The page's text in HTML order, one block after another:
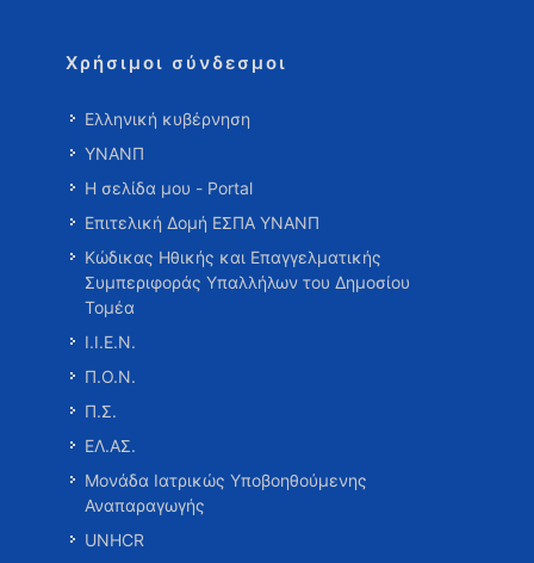
Χρήσιμοι σύνδεσμοι
Ελληνική κυβέρνηση
ΥΝΑΝΠ
Η σελίδα μου - Portal
Επιτελική Δομή ΕΣΠΑ ΥΝΑΝΠ
Κώδικας Ηθικής και Επαγγελματικής
Συμπεριφοράς Υπαλλήλων του Δημοσίου
Τομέα
Ι.Ι.Ε.Ν.
Π.Ο.Ν.
Π.Σ.
ΕΛ.ΑΣ.
Μονάδα Ιατρικώς Υποβοηθούμενης
Αναπαραγωγής
UNHCR